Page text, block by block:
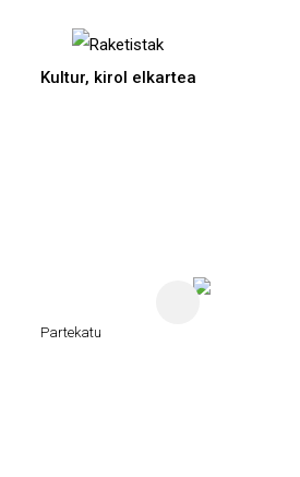
Ir directamente al contenido
Kultur, kirol elkartea
Partekatu